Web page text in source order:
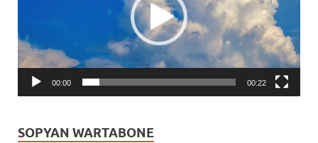
00:00 00:22
SOPYAN WARTABONE